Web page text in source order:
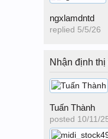
ngxlamdntd
replied 5/5/26
Nhận định
Tuấn Thành
posted 10/11/